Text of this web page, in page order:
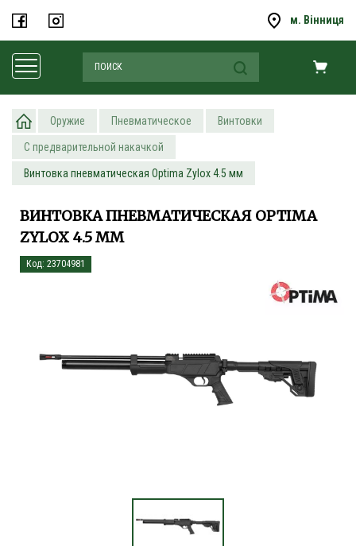
м. Вінниця
Оружие Пневматическое Винтовки
С предварительной накачкой
Винтовка пневматическая Optima Zylox 4.5 мм
ВИНТОВКА ПНЕВМАТИЧЕСКАЯ OPTIMA
ZYLOX 4.5 ММ
Код: 23704981